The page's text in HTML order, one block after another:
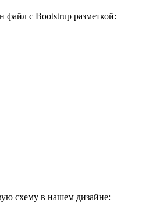
файл с Bootstrup разметкой:
схему в нашем дизайне: